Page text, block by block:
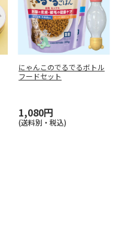
にゃんこのでるでるボトル
フードセット
1,080円
(送料別・税込)